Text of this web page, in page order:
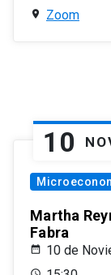
Zoom
10
Martha
Fabra
10 de